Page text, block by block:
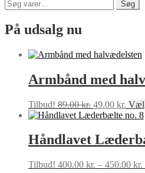
efter:
Søg
På udsalg nu
Armbånd med
Tilbud! 89.00kr. Den
oprindelige
var:
89.00 kr..
49.00 kr. Den
er:
Håndlavet
Tilbud! 400.00 kr. – 450.00 kr.